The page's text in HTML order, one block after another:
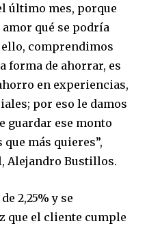
último mes, porque
qué se podría
comprendimos
forma de ahorrar, es
en experiencias,
por eso le damos
guardar ese monto
más quieres”,
Alejandro Bustillos.
2,25% y se
que el cliente cumple